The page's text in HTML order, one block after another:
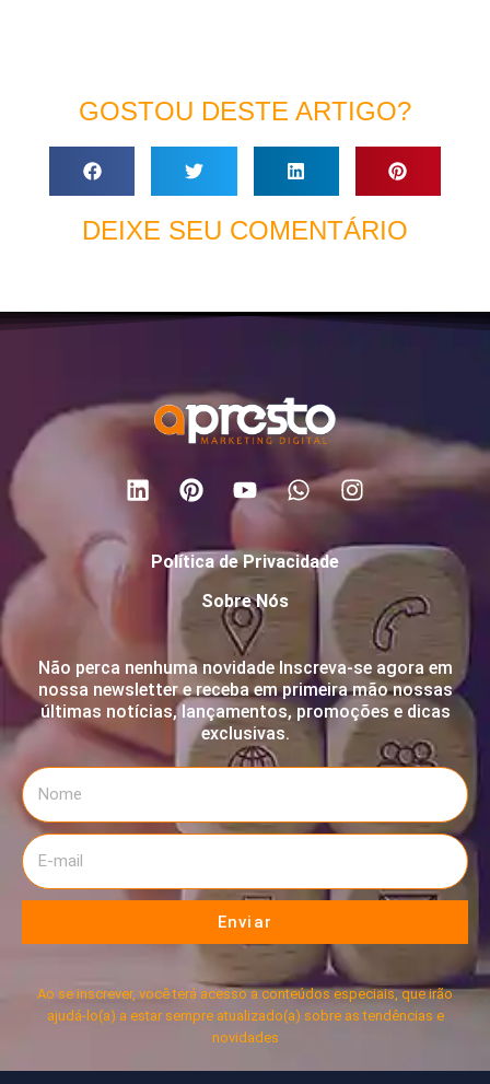
GOSTOU DESTE ARTIGO?
DEIXE SEU COMENTÁRIO
Política de Privacidade
Sobre Nós
Não perca nenhuma novidade Inscreva-se agora em
nossa newsletter e receba em primeira mão nossas
últimas notícias, lançamentos, promoções e dicas
exclusivas.
Enviar
Ao se inscrever, você terá acesso a conteúdos especiais, que irão
ajudá-lo(a) a estar sempre atualizado(a) sobre as tendências e
novidades